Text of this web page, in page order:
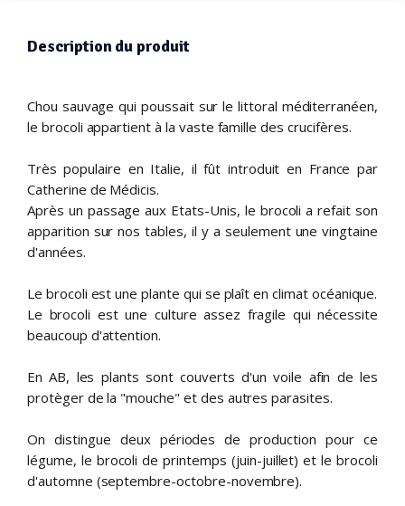
Description du produit
Chou sauvage qui poussait sur le littoral méditerranéen,
le brocoli appartient à la vaste famille des crucifères.
Très populaire en Italie, il fût introduit en France par
Catherine de Médicis.
Après un passage aux Etats-Unis, le brocoli a refait son
apparition sur nos tables, il y a seulement une vingtaine
d'années.
Le brocoli est une plante qui se plaît en climat océanique.
Le brocoli est une culture assez fragile qui nécessite
beaucoup d'attention.
En AB, les plants sont couverts d'un voile afin de les
protèger de la "mouche" et des autres parasites.
On distingue deux périodes de production pour ce
légume, le brocoli de printemps (juin-juillet) et le brocoli
d'automne (septembre-octobre-novembre).